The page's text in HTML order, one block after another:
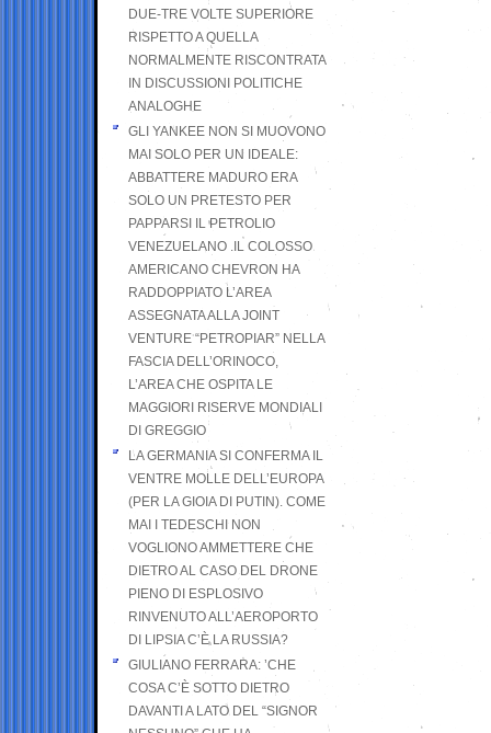
DUE-TRE VOLTE SUPERIORE
RISPETTO A QUELLA
NORMALMENTE RISCONTRATA
IN DISCUSSIONI POLITICHE
ANALOGHE
GLI YANKEE NON SI MUOVONO
MAI SOLO PER UN IDEALE:
ABBATTERE MADURO ERA
SOLO UN PRETESTO PER
PAPPARSI IL PETROLIO
VENEZUELANO .IL COLOSSO
AMERICANO CHEVRON HA
RADDOPPIATO L’AREA
ASSEGNATA ALLA JOINT
VENTURE “PETROPIAR” NELLA
FASCIA DELL’ORINOCO,
L’AREA CHE OSPITA LE
MAGGIORI RISERVE MONDIALI
DI GREGGIO
LA GERMANIA SI CONFERMA IL
VENTRE MOLLE DELL’EUROPA
(PER LA GIOIA DI PUTIN). COME
MAI I TEDESCHI NON
VOGLIONO AMMETTERE CHE
DIETRO AL CASO DEL DRONE
PIENO DI ESPLOSIVO
RINVENUTO ALL’AEROPORTO
DI LIPSIA C’È LA RUSSIA?
GIULIANO FERRARA: ’CHE
COSA C’È SOTTO DIETRO
DAVANTI A LATO DEL “SIGNOR